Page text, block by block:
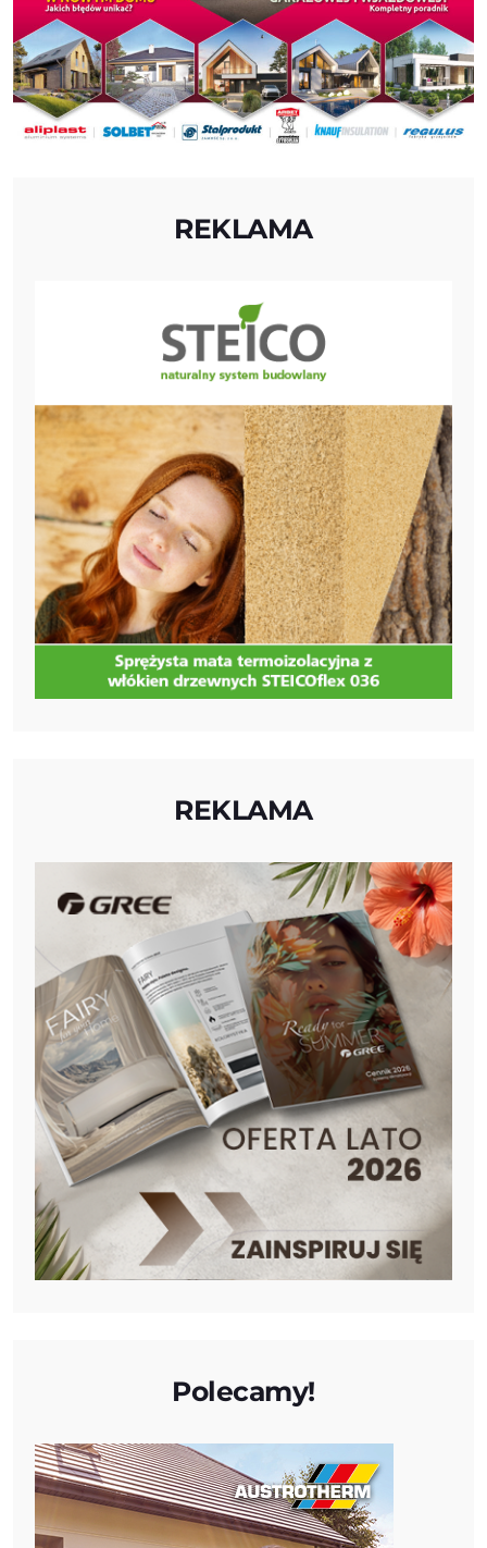
REKLAMA
REKLAMA
Polecamy!